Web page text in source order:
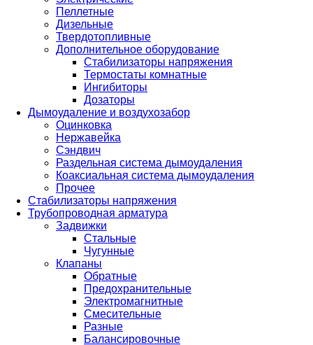
Пеллетные
Дизельные
Твердотопливные
Дополнительное оборудование
Стабилизаторы напряжения
Термостаты комнатные
Ингибиторы
Дозаторы
Дымоудаление и воздухозабор
Оцинковка
Нержавейка
Сэндвич
Раздельная система дымоудаления
Коаксиальная система дымоудаления
Прочее
Стабилизаторы напряжения
Трубопроводная арматура
Задвижки
Стальные
Чугунные
Клапаны
Обратные
Предохранительные
Электромагнитные
Смесительные
Разные
Балансировочные